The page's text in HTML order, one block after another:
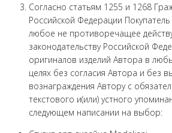
Согласно статьям 1255 и 1268
Российской Федерации
любое не противоречащее
законодательству Российской
оригиналов изделий Автора в
целях без согласия Автора и без
вознаграждения Автору с
текстового и(или) устного
следующем написании на выбор: